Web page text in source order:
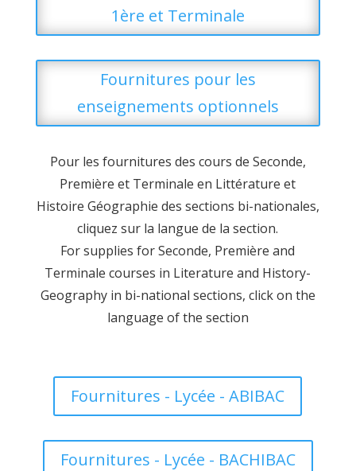
1ère et Terminale
Fournitures pour les
enseignements optionnels
Pour les fournitures des cours de Seconde,
Première et Terminale en Littérature et
Histoire Géographie des sections bi-nationales,
cliquez sur la langue de la section.
For supplies for Seconde, Première and
Terminale courses in Literature and History-
Geography in bi-national sections, click on the
language of the section
Fournitures - Lycée - ABIBAC
Fournitures - Lycée - BACHIBAC